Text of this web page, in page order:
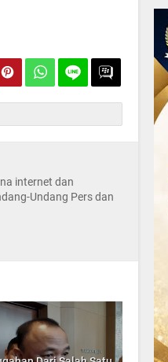
internet dan
Undang Pers dan